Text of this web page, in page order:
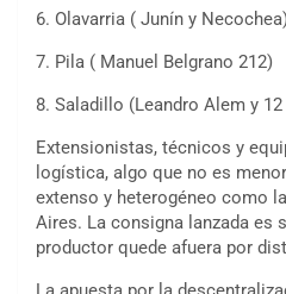
6.⁠ ⁠⁠Olavarria ( Junín y
7.⁠ ⁠⁠Pila ( Manuel Belgrano 212)
8.⁠ ⁠⁠Saladillo (Leandro Alem y
Extensionistas, técnicos y
logística, algo que no es
extenso y heterogéneo como
Aires. La consigna lanzada es
productor quede afuera por